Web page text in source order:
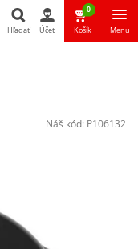
Hľadať Účet
0
Košík Menu
Náš kód: P106132